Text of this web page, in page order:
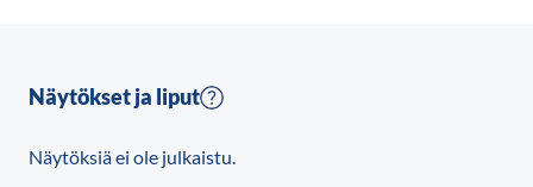
tahot, kuten mystinen Vatikaanin piispa Argentino
Näytökset ja liput
Näytöksiä ei ole julkaistu.